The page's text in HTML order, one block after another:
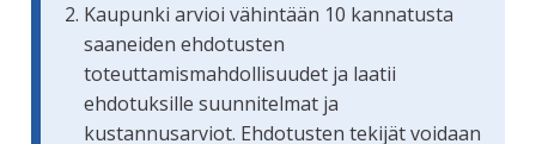
Kaupunki arvioi vähintään 10 kannatusta
saaneiden ehdotusten
toteuttamismahdollisuudet ja laatii
ehdotuksille suunnitelmat ja
kustannusarviot. Ehdotusten tekijät voidaan